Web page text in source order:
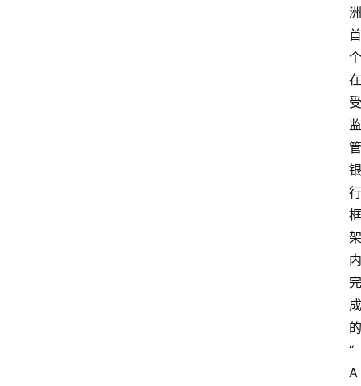
洲
首
个
在
受
监
管
银
行
框
架
内
完
成
的
“
A